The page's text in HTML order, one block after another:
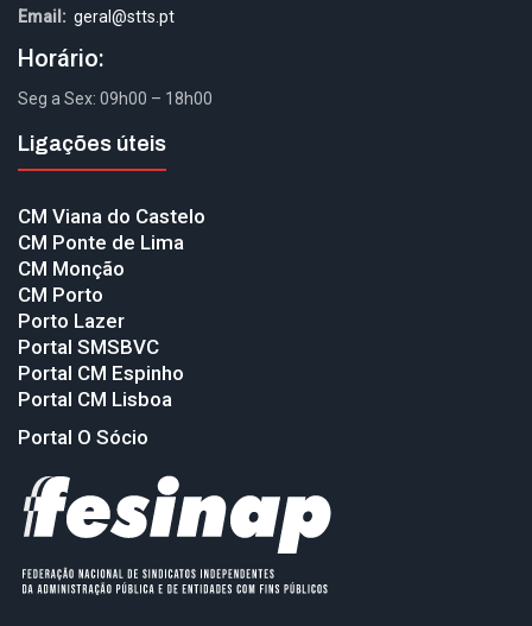
Email: geral@stts.pt
Horário:
Seg a Sex: 09h00 – 18h00
Ligações úteis
CM Viana do Castelo
CM Ponte de Lima
CM Monção
CM Porto
Porto Lazer
Portal SMSBVC
Portal CM Espinho
Portal CM Lisboa
Portal O Sócio